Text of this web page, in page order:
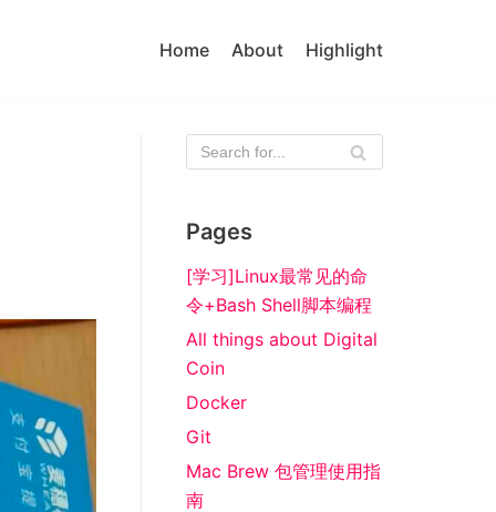
Home About Highlight
Pages
[学习]Linux最常见的命
令+Bash Shell脚本编程
All things about Digital
Coin
Docker
Git
Mac Brew 包管理使用指
南